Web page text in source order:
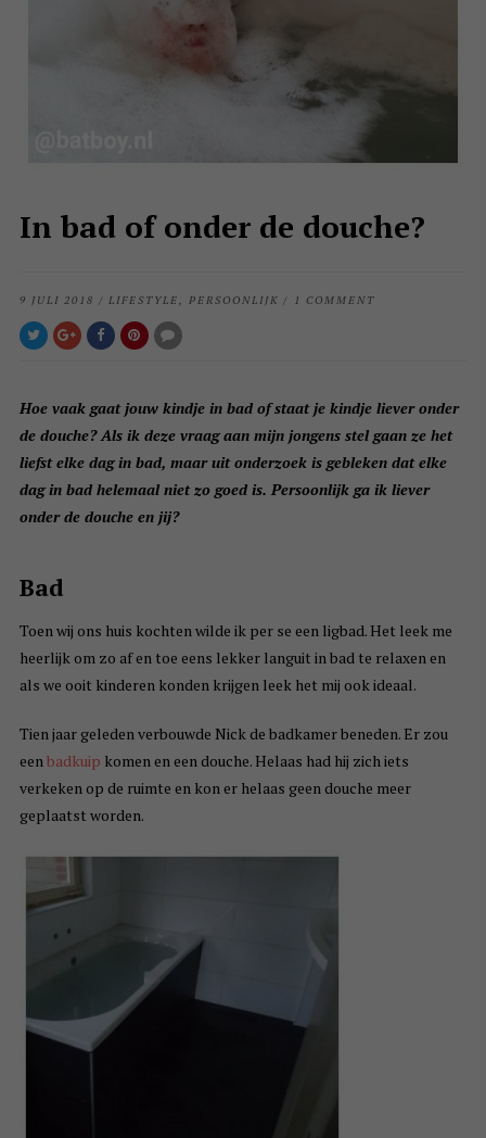
In bad of onder de douche?
9 JULI 2018 / LIFESTYLE,PERSOONLIJK / 1 COMMENT
Hoe vaak gaat jouw kindje in bad of staat je kindje liever onder
de douche? Als ik deze vraag aan mijn jongens stel gaan ze het
liefst elke dag in bad, maar uit onderzoek is gebleken dat elke
dag in bad helemaal niet zo goed is. Persoonlijk ga ik liever
onder de douche en jij?
Bad
Toen wij ons huis kochten wilde ik per se een ligbad. Het leek me
heerlijk om zo af en toe eens lekker languit in bad te relaxen en
als we ooit kinderen konden krijgen leek het mij ook ideaal.
Tien jaar geleden verbouwde Nick de badkamer beneden. Er zou
eenbadkuip komen en een douche. Helaas had hij zich iets
verkeken op de ruimte en kon er helaas geen douche meer
geplaatst worden.